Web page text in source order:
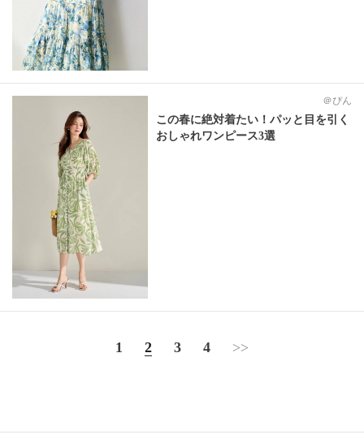
＠ぴん
この春に絶対着たい！パッと目を引く
おしゃれワンピース3選
1 2 3 4 >>